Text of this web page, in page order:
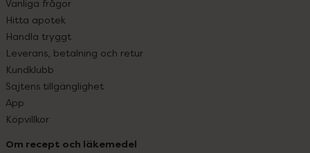
Vanliga frågor
Hitta apotek
Handla tryggt
Leverans, betalning och retur
Kundklubb
Sajtens tillgänglighet
App
Köpvillkor
Om recept och läkemedel